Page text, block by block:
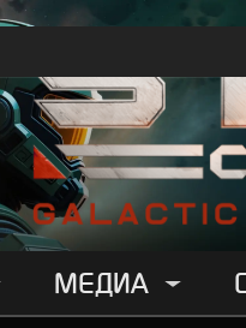
МЕДИА